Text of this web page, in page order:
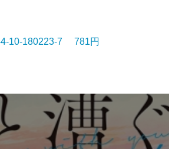
10-180223-7 781円